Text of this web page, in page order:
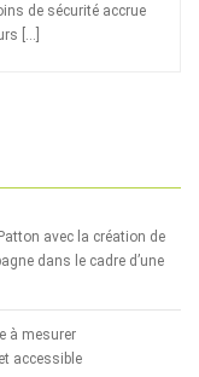
de sécurité accrue
[…]
avec la création de
dans le cadre d’une
à mesurer
accessible